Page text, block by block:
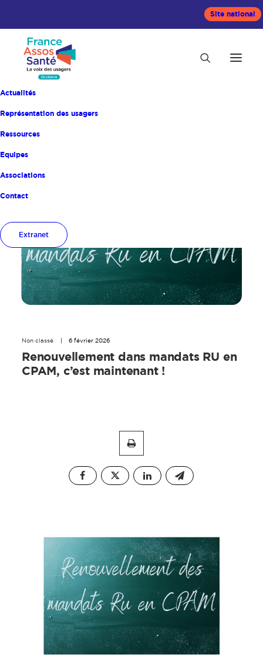
Site national
Actualités
Représentation des usagers
Ressources
Equipes
Associations
Contact
Extranet
Non classé 6 février 2026
Renouvellement dans mandats RU en
CPAM, c’est maintenant !